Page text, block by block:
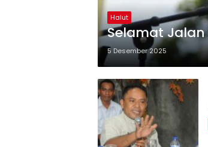
Halut
5 Desember 2025